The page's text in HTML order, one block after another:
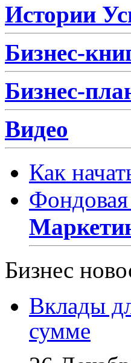
Истории
Бизнес-
Бизнес-
Видео
Как
Бизнес
Вклады
сумме